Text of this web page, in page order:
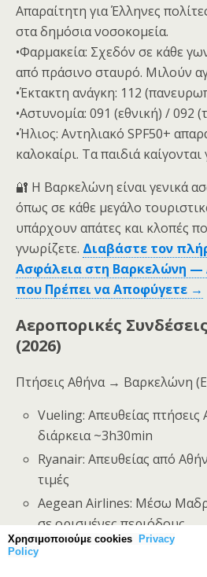
Απαραίτητη για Έλληνες
στα δημόσια νοσοκομεία.
•Φαρμακεία: Σχεδόν σε κάθε
από πράσινο σταυρό. Μιλούν
•Έκτακτη ανάγκη: 112
•Αστυνομία: 091 (εθνική) / 092
•Ήλιος: Αντηλιακό SPF50+
καλοκαίρι. Τα παιδιά
🔐 Η Βαρκελώνη είναι γενικά
όπως σε κάθε μεγάλο
υπάρχουν απάτες και κλοπές
γνωρίζετε. Διαβάστε τον
Ασφάλεια στη Βαρκελώνη —
που Πρέπει να Αποφύγετε →
Αεροπορικές
(2026)
Πτήσεις Αθήνα → Βαρκελώνη
Vueling: Απευθείας πτήσεις
διάρκεια ~3h30min
Ryanair: Απευθείας από
τιμές
Aegean Airlines: Μέσω
σε ορισμένες περιόδους
Iberia / Lufthansa / Air
μέσω hub (Μαδρίτη,
Xρησιμοποιούμε cookies
Privacy
Policy